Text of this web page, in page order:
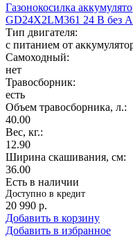
Газонокосилка
GD24X2LM361 24 В без
Тип двигателя:
с питанием от
Самоходный:
нет
Травосборник:
есть
Объем травосборника, л.:
40.00
Вес, кг.:
12.90
Ширина скашивания, см:
36.00
Есть в наличии
Доступно в кредит
20 990 р.
Добавить в корзину
Добавить в избранное